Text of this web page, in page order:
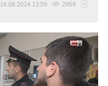
16.08.2024 13:59 2959